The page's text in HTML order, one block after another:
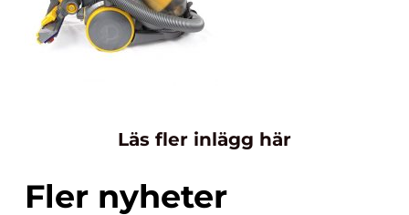
Läs fler inlägg här
Fler nyheter